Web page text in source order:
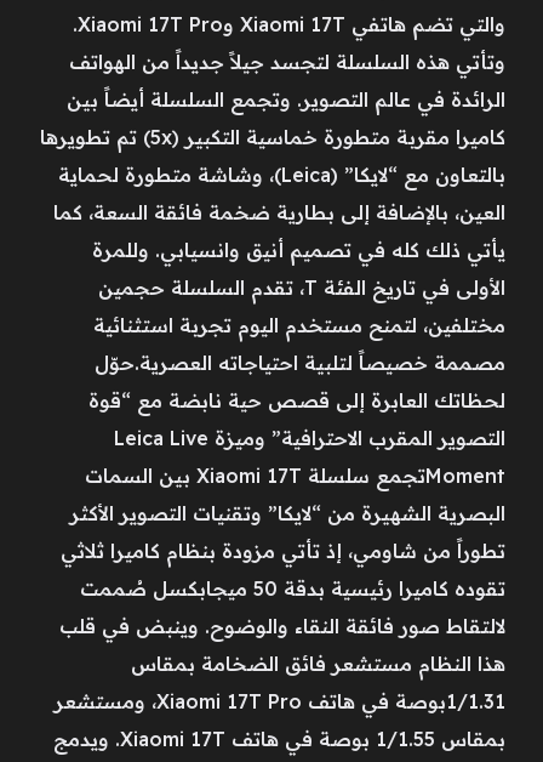
والتي تضم هاتفي Xiaomi 17T وXiaomi 17T Pro.
وتأتي هذه السلسلة لتجسد جيلاً جديداً من الهواتف
الرائدة في عالم التصوير. وتجمع السلسلة أيضاً بين
كاميرا مقربة متطورة خماسية التكبير (5x) تم تطويرها
بالتعاون مع “لايكا” (Leica)، وشاشة متطورة لحماية
العين، بالإضافة إلى بطارية ضخمة فائقة السعة، كما
يأتي ذلك كله في تصميم أنيق وانسيابي. وللمرة
الأولى في تاريخ الفئة T، تقدم السلسلة حجمين
مختلفين، لتمنح مستخدم اليوم تجربة استثنائية
مصممة خصيصاً لتلبية احتياجاته العصرية.حوّل
لحظاتك العابرة إلى قصص حية نابضة مع “قوة
التصوير المقرب الاحترافية” وميزة Leica Live
Momentتجمع سلسلة Xiaomi 17T بين السمات
البصرية الشهيرة من “لايكا” وتقنيات التصوير الأكثر
تطوراً من شاومي، إذ تأتي مزودة بنظام كاميرا ثلاثي
تقوده كاميرا رئيسية بدقة 50 ميجابكسل صُممت
لالتقاط صور فائقة النقاء والوضوح. وينبض في قلب
هذا النظام مستشعر فائق الضخامة بمقاس
1/1.31بوصة في هاتف Xiaomi 17T Pro، ومستشعر
بمقاس 1/1.55 بوصة في هاتف Xiaomi 17T. ويدمج